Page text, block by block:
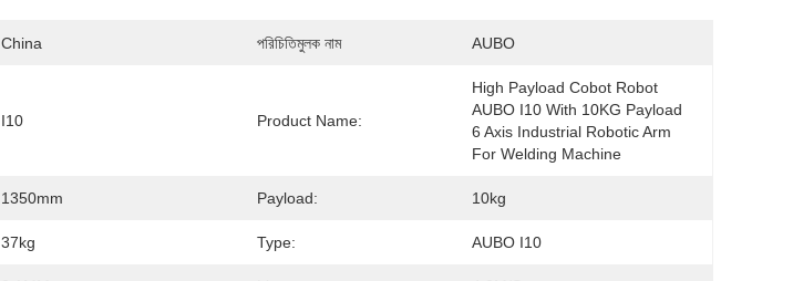
China পরিচিতিমুলক নাম AUBO
I10 Product Name:
High Payload Cobot Robot
AUBO I10 With 10KG Payload
6 Axis Industrial Robotic Arm
For Welding Machine
1350mm Payload: 10kg
37kg Type: AUBO I10